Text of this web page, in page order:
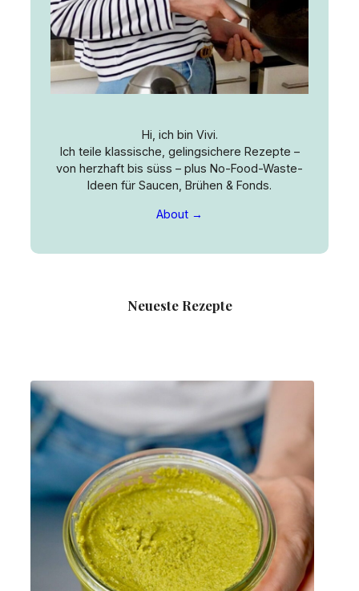
Hi, ich bin Vivi.
Ich teile klassische, gelingsichere Rezepte –
von herzhaft bis süss – plus No-Food-Waste-
Ideen für Saucen, Brühen & Fonds.
About →
Neueste Rezepte